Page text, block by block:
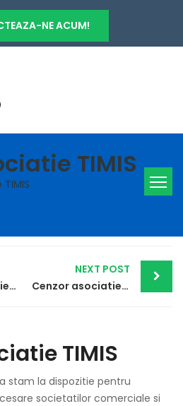
NE ACUM!
TIMIS
Cenzor asociatie TELEORMAN
NEXT POST
Cenzor asociatie TULCEA
TIMIS
stam la dispozitie pentru
societatilor comerciale si